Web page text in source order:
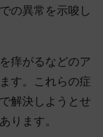
の異常を示唆し
痒がるなどのア
す。これらの症
解決しようとせ
ります。